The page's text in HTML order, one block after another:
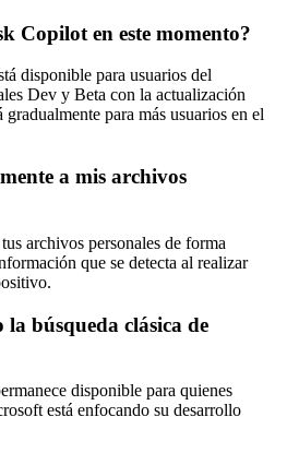
Copilot en este momento?
disponible para usuarios del
Dev y Beta con la actualización
para más usuarios en el
a mis archivos
archivos personales de forma
que se detecta al realizar
la búsqueda clásica de
disponible para quienes
está enfocando su desarrollo